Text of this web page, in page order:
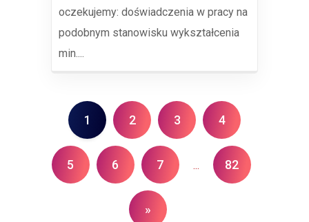
oczekujemy: doświadczenia w pracy na
podobnym stanowisku wykształcenia
min....
1 2 3 4
5 6 7 ... 82
»